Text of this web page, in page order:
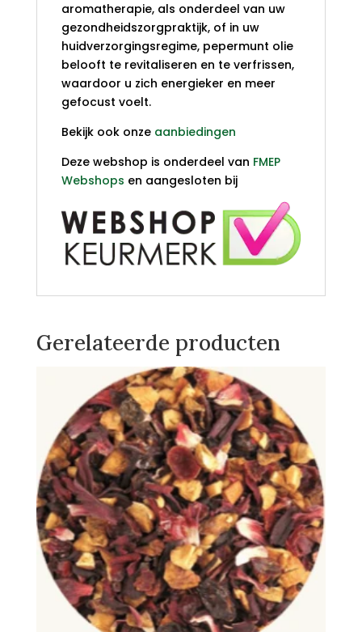
aromatherapie, als onderdeel van uw
gezondheidszorgpraktijk, of in uw
huidverzorgingsregime, pepermunt olie
belooft te revitaliseren en te verfrissen,
waardoor u zich energieker en meer
gefocust voelt.
Bekijk ook onze aanbiedingen
Deze webshop is onderdeel van FMEP
Webshops en aangesloten bij
Gerelateerde producten